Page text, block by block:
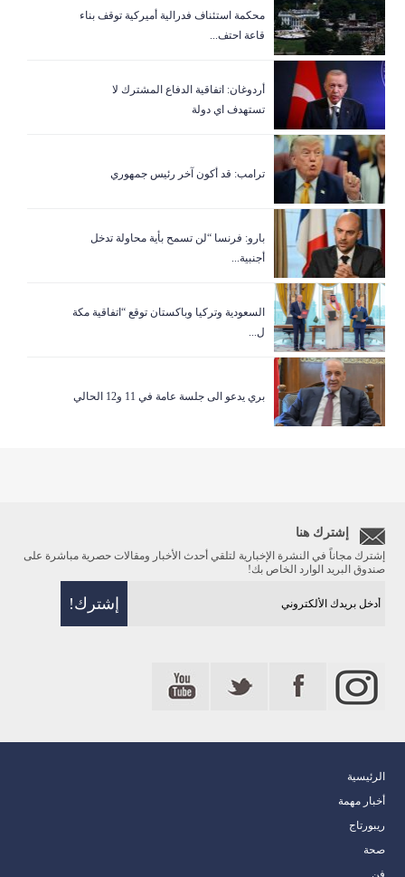
‏محكمة استئناف فدرالية أميركية توقف بناء
قاعة احتف...
أردوغان: اتفاقية الدفاع المشترك لا
تستهدف اي دولة
ترامب: قد أكون آخر رئيس جمهوري
بارو: فرنسا “لن تسمح بأية محاولة تدخل
أجنبية...
السعودية وتركيا وباكستان توقع “اتفاقية مكة
ل...
بري يدعو الى جلسة عامة في 11 و12 الحالي
إشترك هنا
إشترك مجاناً في النشرة الإخبارية لتلقي أحدث الأخبار ومقالات حصرية مباشرة على
صندوق البريد الوارد الخاص بك!
الرئيسية
أخبار مهمة
ريبورتاج
صحة